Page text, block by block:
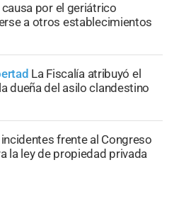
causa por el geriátrico
a otros establecimientos
La Fiscalía atribuyó el
dueña del asilo clandestino
frente al Congreso
la ley de propiedad privada